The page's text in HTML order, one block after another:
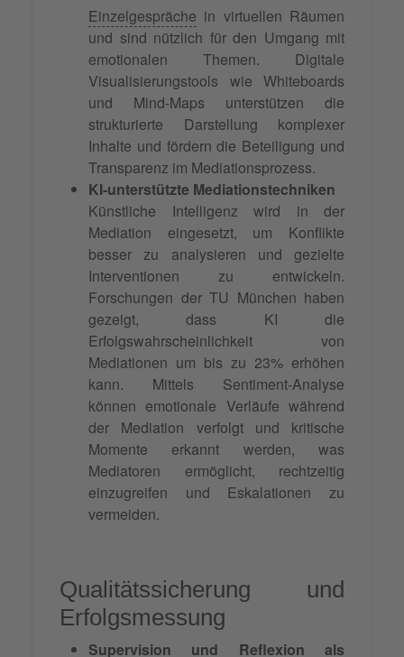
Einzelgespräche in virtuellen Räumen
und sind nützlich für den Umgang mit
emotionalen Themen. Digitale
Visualisierungstools wie Whiteboards
und Mind-Maps unterstützen die
strukturierte Darstellung komplexer
Inhalte und fördern die Beteiligung und
Transparenz im Mediationsprozess.
KI-unterstützte Mediationstechniken
Künstliche Intelligenz wird in der
Mediation eingesetzt, um Konflikte
besser zu analysieren und gezielte
Interventionen zu entwickeln.
Forschungen der TU München haben
gezeigt, dass KI die
Erfolgswahrscheinlichkeit von
Mediationen um bis zu 23% erhöhen
kann. Mittels Sentiment-Analyse
können emotionale Verläufe während
der Mediation verfolgt und kritische
Momente erkannt werden, was
Mediatoren ermöglicht, rechtzeitig
einzugreifen und Eskalationen zu
vermeiden.
Qualitätssicherung und
Erfolgsmessung
Supervision und Reflexion als